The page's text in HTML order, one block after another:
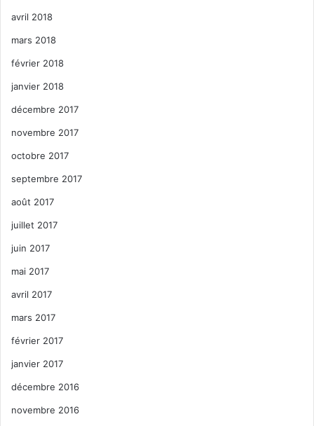
avril 2018
mars 2018
février 2018
janvier 2018
décembre 2017
novembre 2017
octobre 2017
septembre 2017
août 2017
juillet 2017
juin 2017
mai 2017
avril 2017
mars 2017
février 2017
janvier 2017
décembre 2016
novembre 2016